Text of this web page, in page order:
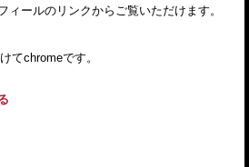
ィールのリンクからご覧いただけます。
てchromeです。